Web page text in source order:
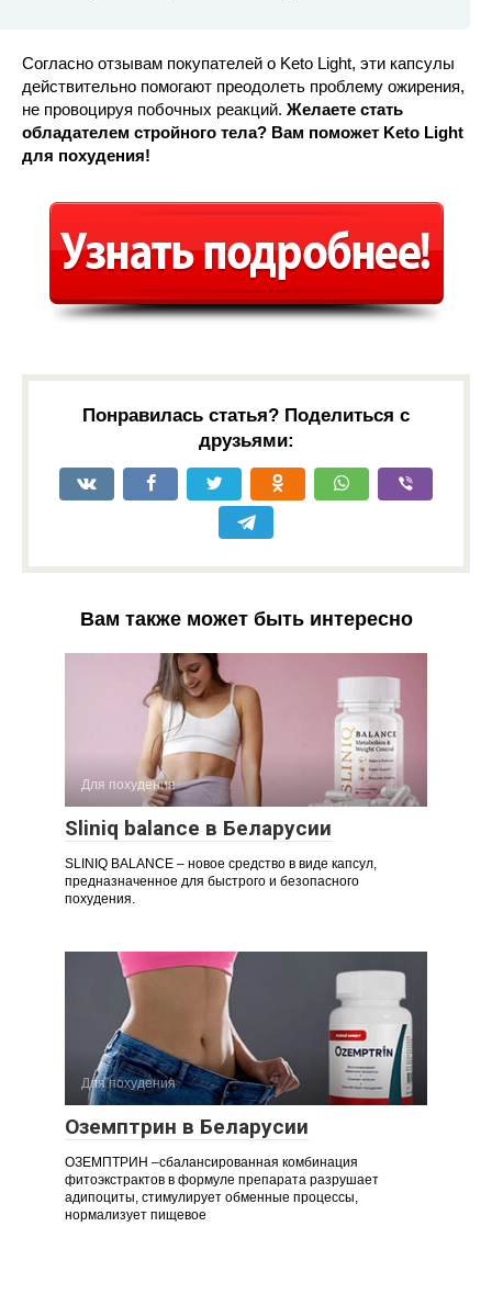
Согласно отзывам покупателей о Keto Light, эти капсулы
действительно помогают преодолеть проблему ожирения,
не провоцируя побочных реакций. Желаете стать
обладателем стройного тела? Вам поможет Keto Light
для похудения!
Понравилась статья? Поделиться с
друзьями:
Вам также может быть интересно
Для похудения
Sliniq balance в Беларусии
SLINIQ BALANCE – новое средство в виде капсул,
предназначенное для быстрого и безопасного
похудения.
Для похудения
Оземптрин в Беларусии
ОЗЕМПТРИН –сбалансированная комбинация
фитоэкстрактов в формуле препарата разрушает
адипоциты, стимулирует обменные процессы,
нормализует пищевое